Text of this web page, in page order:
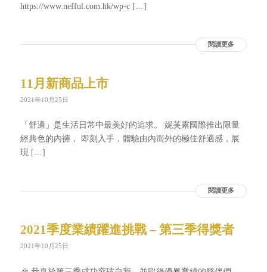
https://www.nefful.com.hk/wp-c […]
閱讀更多
11月新商品上市
2021年10月25日
「舒適」是生活日常中最美好的追求。 妮芙露國際推出限量
經典色的內褲， 即刻入手，體驗由內而外的極佳舒適感，展
現 […]
閱讀更多
2021季度業績躍進挑戰 – 第三季得獎者
2021年10月25日